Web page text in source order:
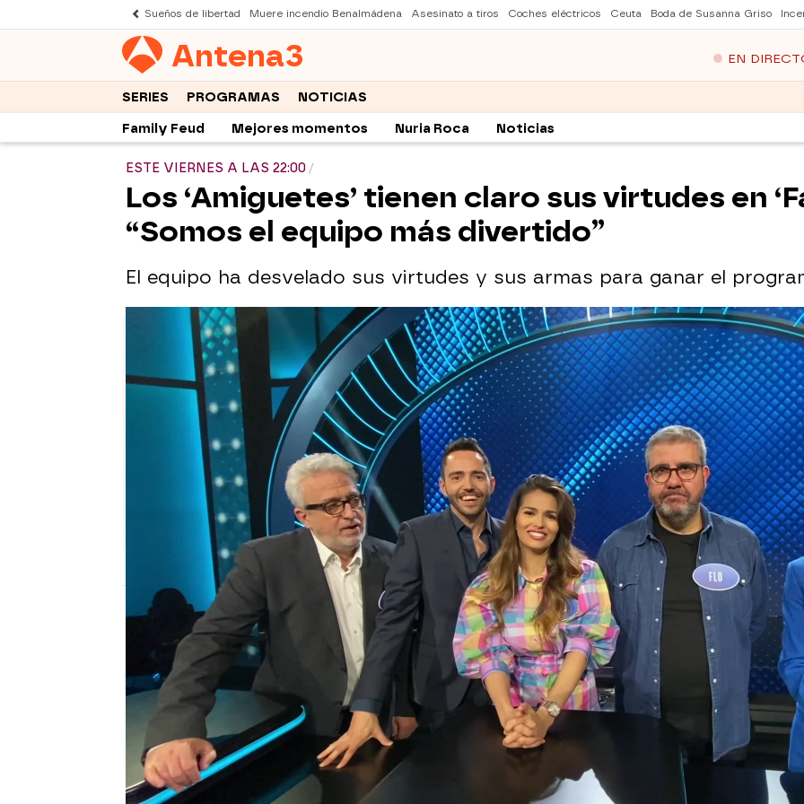
Sueños de libertad Muere incendio Benalmádena Asesinato a tiros Coches eléctricos Ceuta Boda de Susanna Griso
Antena3 EN
SERIES PROGRAMAS NOTICIAS
Family Feud Mejores momentos Nuria Roca Noticias
ESTE VIERNES A LAS 22:00
Los ‘Amiguetes’ tienen claro sus virtudes en
“Somos el equipo más divertido”
El equipo ha desvelado sus virtudes y sus armas para ganar el
antena3.com
Madrid
Publicado: 18 de agosto de 2021, 18:09
WhatsappFacebook
X
Santiago Segura, Florentino Fernández, Sara Sálamo, David
Guapo y Leo Harlem están más que preparados para intentar
ganar al equipo de ‘Un, dos, tres’ y hacerse con los 15.000
euros de ‘Family Feud’.
Los integrantes de los ‘Amiguetes’ han explicado con mucha